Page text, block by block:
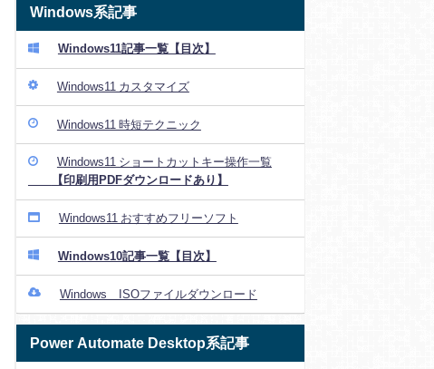
Windows系記事
Windows11記事一覧【目次】
Windows11 カスタマイズ
Windows11 時短テクニック
Windows11 ショートカットキー操作一覧
【印刷用PDFダウンロードあり】
Windows11 おすすめフリーソフト
Windows10記事一覧【目次】
Windows ISOファイルダウンロード
Power Automate Desktop系記事